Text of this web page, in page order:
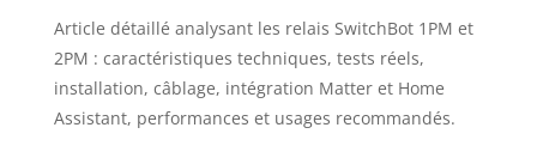
Article détaillé analysant les relais SwitchBot 1PM et
2PM : caractéristiques techniques, tests réels,
installation, câblage, intégration Matter et Home
Assistant, performances et usages recommandés.